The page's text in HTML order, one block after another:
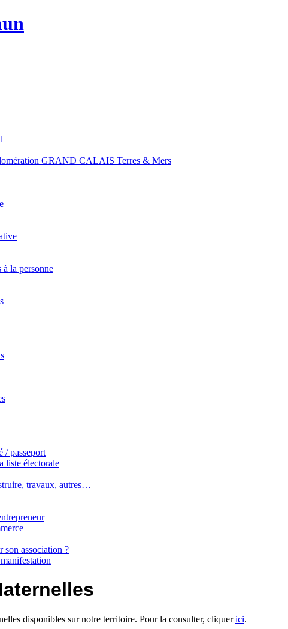
GRAND CALAIS Terres & Mers
à la personne
/ passeport
liste électorale
travaux, autres…
son association ?
disponibles sur notre territoire. Pour la consulter, cliquerici.